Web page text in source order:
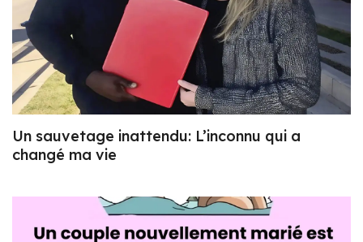
Un sauvetage inattendu: L’inconnu qui a
changé ma vie